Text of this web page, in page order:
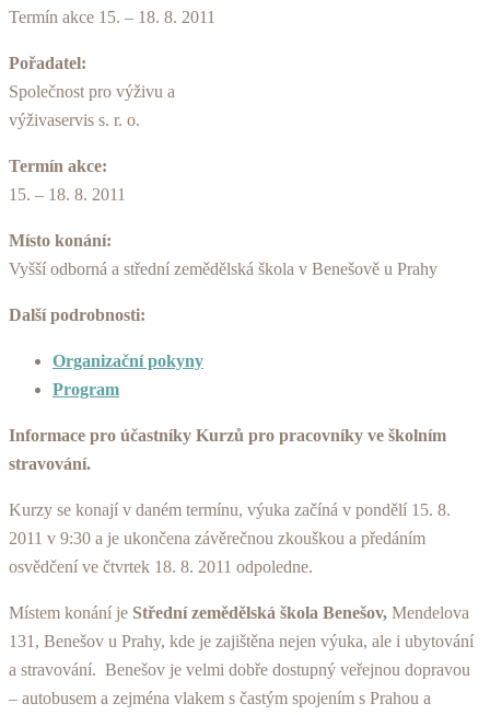
Termín akce 15. – 18. 8. 2011
Pořadatel:
Společnost pro výživu a
výživaservis s. r. o.
Termín akce:
15. – 18. 8. 2011
Místo konání:
Vyšší odborná a střední zemědělská škola v Benešově u Prahy
Další podrobnosti:
Organizační pokyny
Program
Informace pro účastníky Kurzů pro pracovníky ve školním
stravování.
Kurzy se konají v daném termínu, výuka začíná v pondělí 15. 8.
2011 v 9:30 a je ukončena závěrečnou zkouškou a předáním
osvědčení ve čtvrtek 18. 8. 2011 odpoledne.
Místem konání je Střední zemědělská škola Benešov, Mendelova
131, Benešov u Prahy, kde je zajištěna nejen výuka, ale i ubytování
a stravování. Benešov je velmi dobře dostupný veřejnou dopravou
– autobusem a zejména vlakem s častým spojením s Prahou a